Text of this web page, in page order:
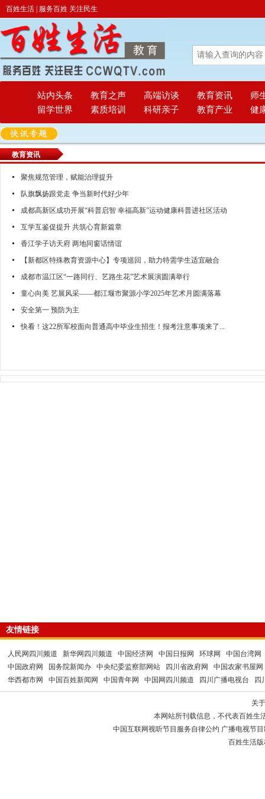
百姓生活 | 服务百姓 关注民生
站内头条 教育之声 高端访谈 教育资讯
师
留学世界
素质培训 科研亲子 教育产业 健
教育资讯
聚焦规范管理，赋能治理提升
队旗飘扬跟党走 争当新时代好少年
成都高新区成功开展“科普启智 幸福高新”运动健康科普进社区活动
互学互鉴促提升 共筑心育新篇章
香江学子访天府 两地同窗话情谊
【新都区特殊教育资源中心】专项巡回，助力特需学生适宜融合
成都市温江区“一路同行、艺路生花”艺术展演圆满举行
童心向美 艺展风采——都江堰市聚源小学2025年艺术月圆满落幕
安全第一 预防为主
快看！这22所军校面向普通高中毕业生招生！报考注意事项来了...
友情链接
人民网四川频道 新华网四川频道 中国经济网 中国日报网 环球网
中国台湾网
中国政府网
国务院新闻办 中央纪委监察部网站 四川省政府网
中国农家书屋网
华西都市网
中国百姓新闻网 中国青年网 中国网四川频道 四川广播电视台 四
关
本网站所刊载信息，不代表百姓生
中国互联网视听节目服务自律公约 广播电视节
百姓生活